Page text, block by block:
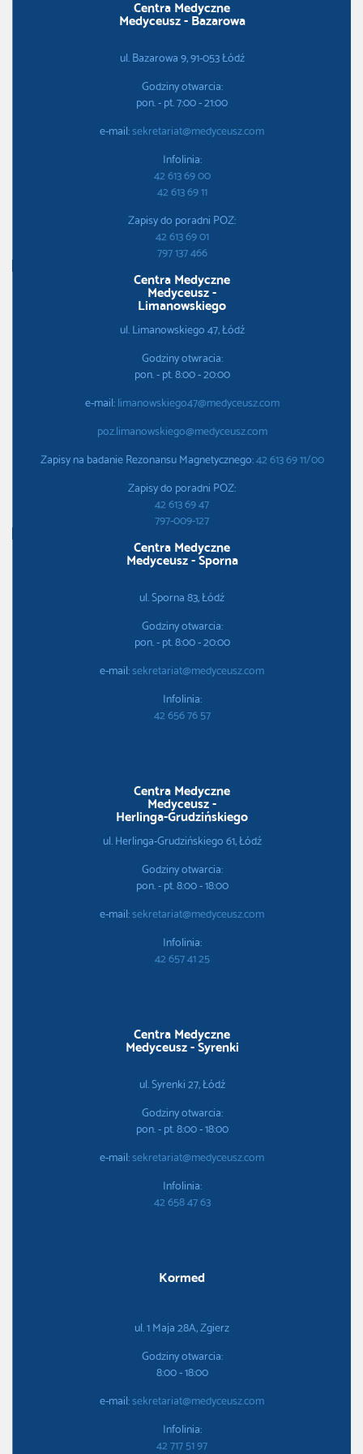
Centra Medyczne
Medyceusz - Bazarowa
ul. Bazarowa 9, 91-053 Łódź
Godziny otwarcia:
pon. - pt. 7:00 - 21:00
e-mail:sekretariat@medyceusz.com
Infolinia:
42 613 69 00
42 613 69 11
Zapisy do poradni POZ:
42 613 69 01
797 137 466
Centra Medyczne
Medyceusz -
Limanowskiego
ul. Limanowskiego 47, Łódź
Godziny otwracia:
pon. - pt. 8:00 - 20:00
e-mail:limanowskiego47@medyceusz.com
poz.limanowskiego@medyceusz.com
Zapisy na badanie Rezonansu Magnetycznego:42 613 69 11/00
Zapisy do poradni POZ:
42 613 69 47
797-009-127
Centra Medyczne
Medyceusz - Sporna
ul. Sporna 83, Łódź
Godziny otwarcia:
pon. - pt. 8:00 - 20:00
e-mail:sekretariat@medyceusz.com
Infolinia:
42 656 76 57
Centra Medyczne
Medyceusz -
Herlinga-Grudzińskiego
ul. Herlinga-Grudzińskiego 61, Łódź
Godziny otwarcia:
pon. - pt. 8:00 - 18:00
e-mail:sekretariat@medyceusz.com
Infolinia:
42 657 41 25
Centra Medyczne
Medyceusz - Syrenki
ul. Syrenki 27, Łódź
Godziny otwarcia:
pon. - pt. 8:00 - 18:00
e-mail:sekretariat@medyceusz.com
Infolinia:
42 658 47 63
Kormed
ul. 1 Maja 28A, Zgierz
Godziny otwarcia:
8:00 - 18:00
e-mail:sekretariat@medyceusz.com
Infolinia:
42 717 51 97